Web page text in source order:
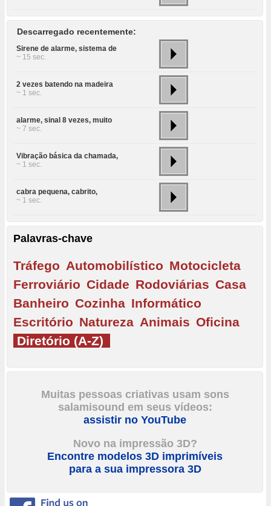
Descarregado recentemente:
Sirene de alarme, sistema de
~ 15 sec.
2 vezes batendo na madeira
~ 1 sec.
alarme, sinal 8 vezes, muito
~ 7 sec.
Vibração básica da chamada,
~ 1 sec.
cabra pequena, cabrito,
~ 1 sec.
Palavras-chave
Tráfego Automobilístico Motocicleta
Ferroviário Cidade Rodoviárias Casa
Banheiro Cozinha Informático
Escritório Natureza Animais Oficina
Diretório (A-Z)
Muitas pessoas criativas usam sons
salamisound em seus vídeos:
assistir no YouTube
Novo na impressão 3D?
Encontre modelos 3D imprimíveis
para a sua impressora 3D